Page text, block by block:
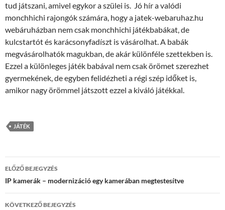
tud játszani, amivel egykor a szülei is. Jó hír a valódi
monchhichi rajongók számára, hogy a jatek-webaruhaz.hu
webáruházban nem csak monchhichi játékbabákat, de
kulcstartót és karácsonyfadíszt is vásárolhat. A babák
megvásárolhatók magukban, de akár különféle szettekben is.
Ezzel a különleges játék babával nem csak örömet szerezhet
gyermekének, de egyben felidézheti a régi szép időket is,
amikor nagy örömmel játszott ezzel a kiváló játékkal.
JÁTÉK
Bejegyzés
navigáció
ELŐZŐ BEJEGYZÉS
IP kamerák – modernizáció egy kamerában megtestesítve
KÖVETKEZŐ BEJEGYZÉS